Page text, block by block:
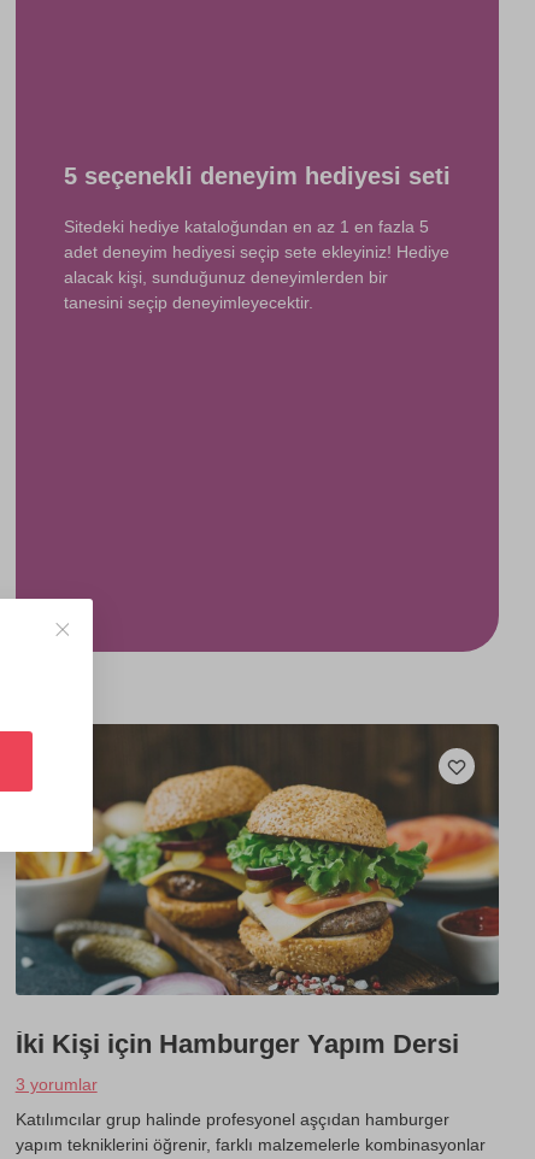
5 seçenekli deneyim hediyesi seti
Sitedeki hediye kataloğundan en az 1 en fazla 5
adet deneyim hediyesi seçip sete ekleyiniz! Hediye
alacak kişi, sunduğunuz deneyimlerden bir
tanesini seçip deneyimleyecektir.
İki Kişi için Hamburger Yapım Dersi
3 yorumlar
Katılımcılar grup halinde profesyonel aşçıdan hamburger
yapım tekniklerini öğrenir, farklı malzemelerle kombinasyonlar